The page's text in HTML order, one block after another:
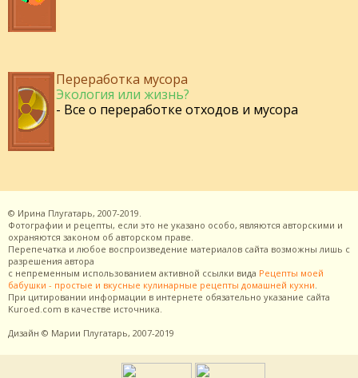
Переработка мусора
Экология или жизнь?
- Все о переработке отходов и мусора
© Ирина Плугатарь, 2007-2019.
Фотографии и рецепты, если это не указано особо, являются авторскими и
охраняются законом об авторском праве.
Перепечатка и любое воспроизведение материалов сайта возможны лишь с
разрешения автора
с непременным использованием активной ссылки вида Рецепты моей
бабушки - простые и вкусные кулинарные рецепты домашней кухни
При цитировании информации в интернете обязательно указание сайта
Kuroed.com в качестве источника.
Дизайн © Марии Плугатарь, 2007-2019